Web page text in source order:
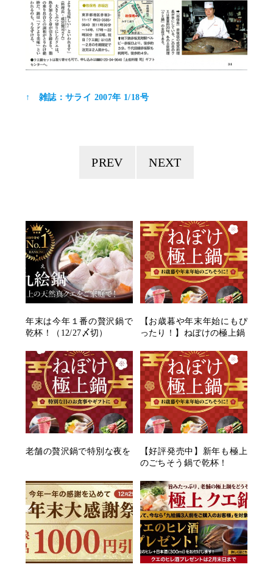
↑ 雑誌：サライ 2007年 1/18号
PREV NEXT
年末は今年１番の贅沢鍋で
乾杯！（12/27〆切）
【お歳暮や年末年始にもぴ
ったり！】ねぼけの極上鍋
老舗の贅沢鍋で特別な夜を
【好評発売中】新年も極上
のごちそう鍋で乾杯！